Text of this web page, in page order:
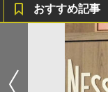
おすすめ記事